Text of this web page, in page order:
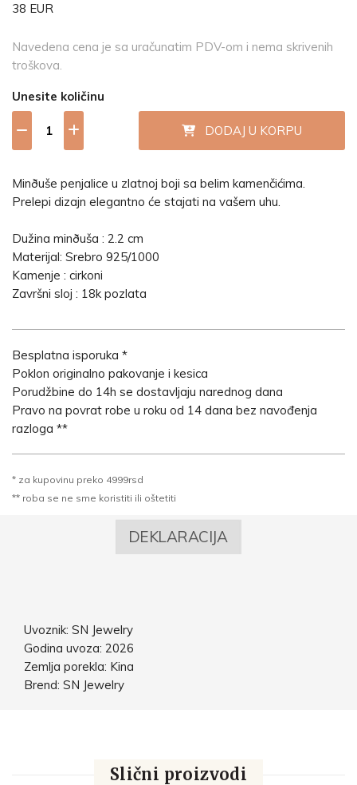
38 EUR
Navedena cena je sa uračunatim PDV-om i nema skrivenih
troškova.
Unesite količinu
DODAJ U KORPU
Minðuše penjalice u zlatnoj boji sa belim kamenčićima.
Prelepi dizajn elegantno će stajati na vašem uhu.
Dužina minðuša : 2.2 cm
Materijal: Srebro 925/1000
Kamenje : cirkoni
Završni sloj : 18k pozlata
Besplatna isporuka *
Poklon originalno pakovanje i kesica
Porudžbine do 14h se dostavljaju narednog dana
Pravo na povrat robe u roku od 14 dana bez navođenja
razloga **
* za kupovinu preko 4999rsd
** roba se ne sme koristiti ili oštetiti
DEKLARACIJA
Uvoznik: SN Jewelry
Godina uvoza: 2026
Zemlja porekla: Kina
Brend: SN Jewelry
Slični proizvodi